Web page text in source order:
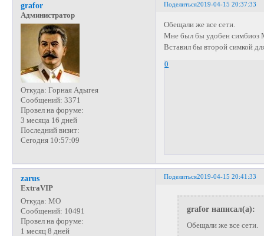
Поделиться2019-04-15 20:37:33
grafor
Администратор
Откуда: Горная Адыгея
Сообщений: 3371
Провел на форуме:
3 месяца 16 дней
Последний визит:
Сегодня 10:57:09
Обещали же все сети.
Мне был бы удобен
Вставил бы второй симкой
0
Поделиться2019-04-15 20:41:33
zarus
ExtraVIP
Откуда: МО
Сообщений: 10491
Провел на форуме:
1 месяц 8 дней
grafor написал(а):
Обещали же все сети.